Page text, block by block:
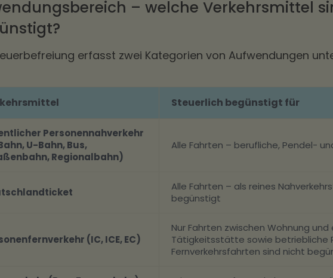
– welche Verkehrsmittel
erfasst zwei Kategorien von Aufwendungen
Steuerlich begünstigt für
Personennahverkehr
U-Bahn, Bus,
Regionalbahn)
Alle Fahrten – berufliche, Pendel-
Alle Fahrten – als reines
begünstigt
(IC, ICE, EC)
Nur Fahrten zwischen Wohnung und
Tätigkeitsstätte sowie betriebliche
Fernverkehrsfahrten sind nicht